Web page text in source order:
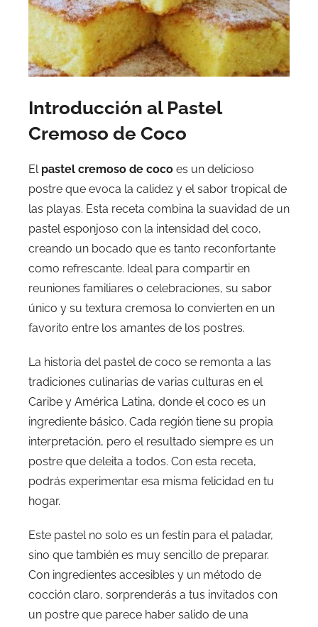
Introducción al Pastel
Cremoso de Coco
El pastel cremoso de coco es un delicioso
postre que evoca la calidez y el sabor tropical de
las playas. Esta receta combina la suavidad de un
pastel esponjoso con la intensidad del coco,
creando un bocado que es tanto reconfortante
como refrescante. Ideal para compartir en
reuniones familiares o celebraciones, su sabor
único y su textura cremosa lo convierten en un
favorito entre los amantes de los postres.
La historia del pastel de coco se remonta a las
tradiciones culinarias de varias culturas en el
Caribe y América Latina, donde el coco es un
ingrediente básico. Cada región tiene su propia
interpretación, pero el resultado siempre es un
postre que deleita a todos. Con esta receta,
podrás experimentar esa misma felicidad en tu
hogar.
Este pastel no solo es un festín para el paladar,
sino que también es muy sencillo de preparar.
Con ingredientes accesibles y un método de
cocción claro, sorprenderás a tus invitados con
un postre que parece haber salido de una